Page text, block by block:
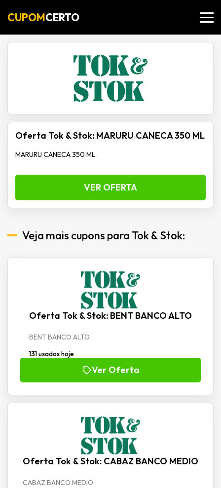
CUPOMCERTO
Oferta Tok & Stok: MARURU CANECA 350 ML
MARURU CANECA 350 ML
VER OFERTA
Veja mais cupons para Tok & Stok:
Oferta Tok & Stok: BENT BANCO ALTO
BENT BANCO ALTO
131 usados hoje
Ver Oferta
Oferta Tok & Stok: CABAZ BANCO MEDIO
CABAZ BANCO MEDIO